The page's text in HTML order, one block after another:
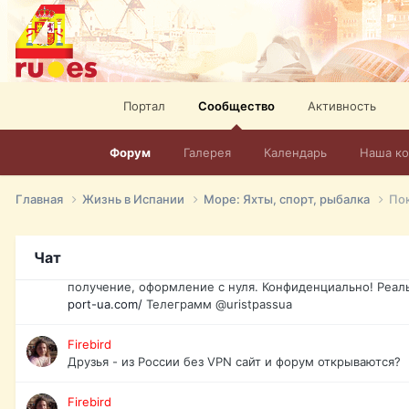
Портал Сообщество
Форум Галерея Календарь Наша
Активность
Главная Жизнь в Испании Море: Яхты, спорт, рыбалка
Чат
спорт, HD. + Огромная видеотека + 10.000 фильмов и
сайта. Наш сайт: http://mir-tv.club/television-in-spain.html
David16
Книги
David16
Подскажите пожалуйста, как удалить свой аккаунт из
Юрист юа
получение, оформление с нуля. Конфиденциально!
port-ua.com/ Телеграмм @uristpassua
Firebird
Друзья - из России без VPN сайт и форум открываются?
Firebird